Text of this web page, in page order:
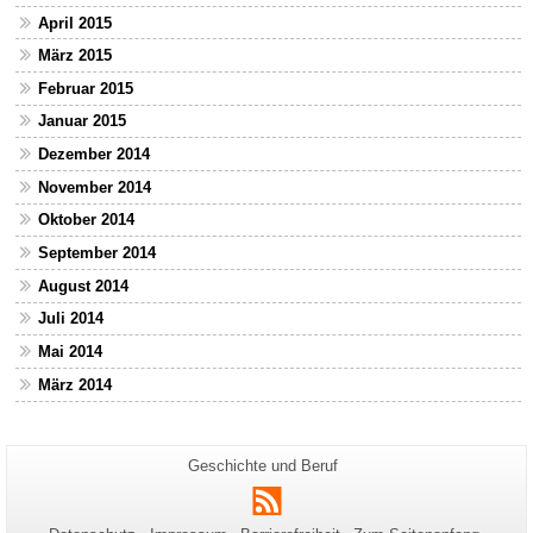
April 2015
März 2015
Februar 2015
Januar 2015
Dezember 2014
November 2014
Oktober 2014
September 2014
August 2014
Juli 2014
Mai 2014
März 2014
Zusätzliche
Informationen
zu
Seiten-
Geschichte und Beruf
RSS